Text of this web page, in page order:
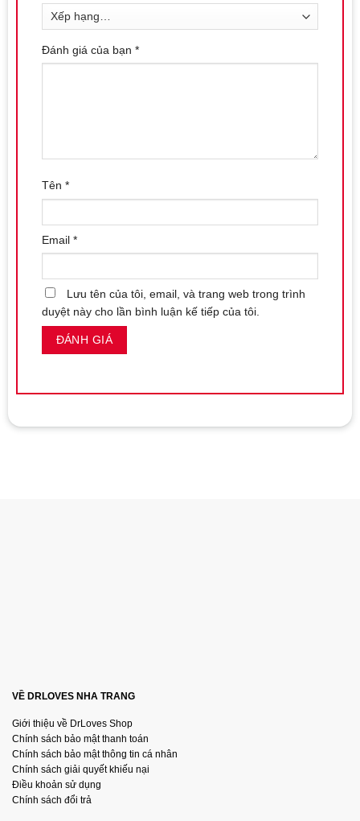
Đánh giá của bạn *
Tên *
Email *
Lưu tên của tôi, email, và trang web trong trình
duyệt này cho lần bình luận kế tiếp của tôi.
VỀ DRLOVES NHA TRANG
Giới thiệu về DrLoves Shop
Chính sách bảo mật thanh toán
Chính sách bảo mật thông tin cá nhân
Chính sách giải quyết khiếu nại
Điều khoản sử dụng
Chính sách đổi trả